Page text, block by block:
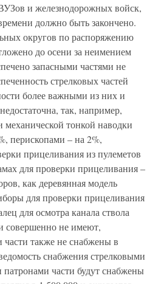
и железнодорожных войск,
должно быть закончено.
округов по распоряжению
до осени за неимением
запасными частями не
стрелковых частей
более важными из них и
так, например,
тонкой наводки
перископами – на 2%,
прицеливания из пулеметов
для проверки прицеливания –
как деревянная модель
для проверки прицеливания
для осмотра канала ствола
совершенно не имеют,
также не снабжены в
снабжения стрелковыми
части будут снабжены